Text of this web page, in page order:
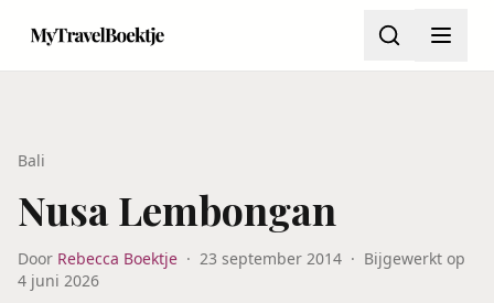
Bali
Nusa Lembongan
Door Rebecca Boektje · 23 september 2014 · Bijgewerkt op
4 juni 2026